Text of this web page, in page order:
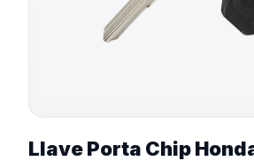
Llave Porta Chip